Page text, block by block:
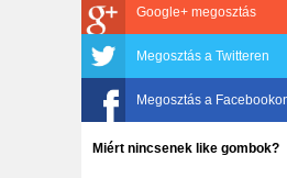
Google+ megosztás
Megosztás a Twitteren
Megosztás a
Miért nincsenek like gombok?